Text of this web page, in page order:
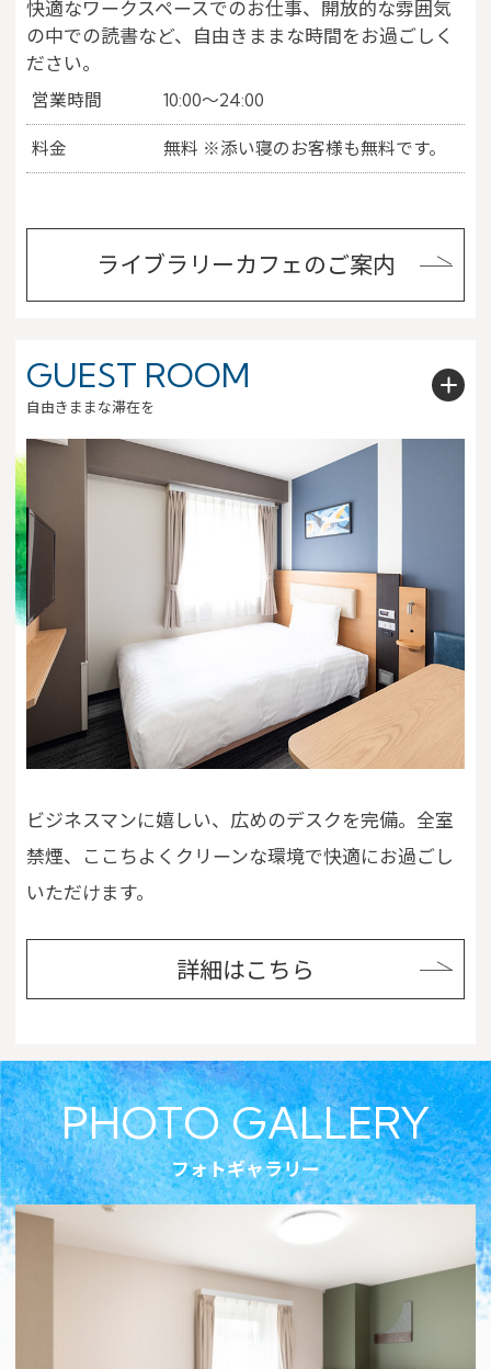
※You will be redirected to Choice Hotel International official
clicking each hotel name.
Rates and the membership program differ from Japanese website.
Global Site
You can see the FAQ as follows.
FAQs
Close
快適なワークスペースでのお仕事、開放的な雰囲気
の中での読書など、自由きままな時間をお過ごしく
ださい。
営業時間 10:00～24:00
料金 無料 ※添い寝のお客様も無料です。
ライブラリーカフェのご案内
GUEST ROOM
自由きままな滞在を
ビジネスマンに嬉しい、広めのデスクを完備。全室
禁煙、ここちよくクリーンな環境で快適にお過ごし
いただけます。
詳細はこちら
PHOTO GALLERY
フォトギャラリー